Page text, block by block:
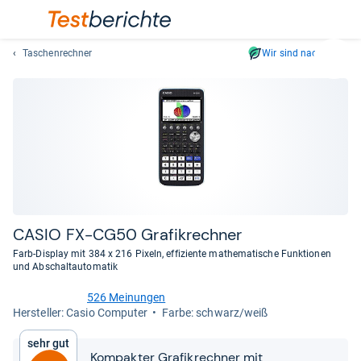
Taschenrechner Wir sind nachhaltig
CASIO FX-​CG50 Gra­fik­rech­ner
Farb-Display mit 384 x 216 Pixeln, effiziente mathematische Funktionen
und Abschaltautomatik
von
Sternen
526 Meinungen
Her­stel­ler: Casio Computer
Farbe: schwarz/weiß
Sehr gut
Kompakter Grafikrechner mit